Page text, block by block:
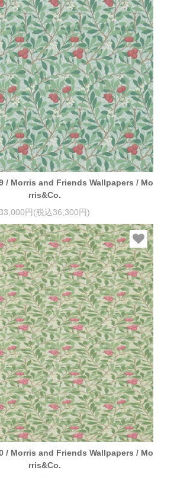
/ Morris and Friends Wallpapers / Mo
rris&Co.
33,000円(税込36,300円)
/ Morris and Friends Wallpapers / Mo
rris&Co.